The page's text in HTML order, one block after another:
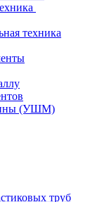
техника
(УШМ)
труб